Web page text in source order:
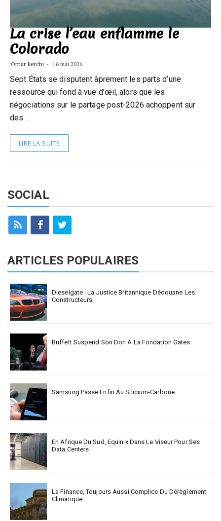
La crise l’eau enflamme le
Colorado
Omar kerchi 16 mai 2026
Sept États se disputent âprement les parts d’une
ressource qui fond à vue d’œil, alors que les
négociations sur le partage post-2026 achoppent sur
des…
LIRE LA SUITE
SOCIAL
ARTICLES POPULAIRES
Dieselgate : La Justice Britannique Dédouane Les
Constructeurs
Buffett Suspend Son Don À La Fondation Gates
Samsung Passe Enfin Au Silicium-Carbone
En Afrique Du Sud, Equinix Dans Le Viseur Pour Ses
Data Centers
La Finance, Toujours Aussi Complice Du Dérèglement
Climatique